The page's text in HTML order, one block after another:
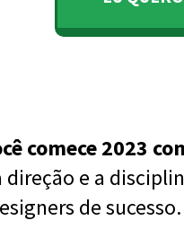
comece 2023
e a
de sucesso.